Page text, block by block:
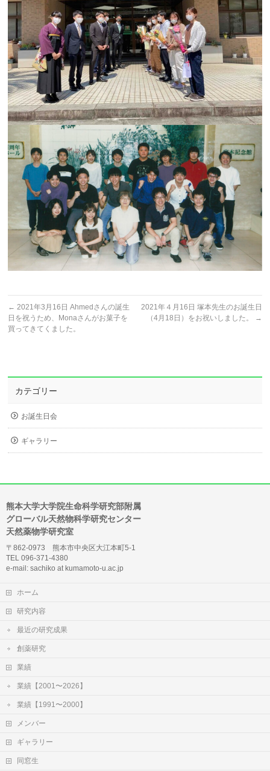
← 2021年3月16日 Ahmedさんの誕生
日を祝うため、Monaさんがお菓子を
買ってきてくました。
2021年４月16日 塚本先生のお誕生日
（4月18日）をお祝いしました。
→
カテゴリー
お誕生日会
ギャラリー
熊本大学大学院生命科学研究部附属
グローバル天然物科学研究センター
天然薬物学研究室
〒862-0973 熊本市中央区大江本町5-1
TEL 096-371-4380
e-mail: sachiko at kumamoto-u.ac.jp
ホーム
研究内容
最近の研究成果
創薬研究
業績
業績【2001〜2026】
業績【1991〜2000】
メンバー
ギャラリー
同窓生